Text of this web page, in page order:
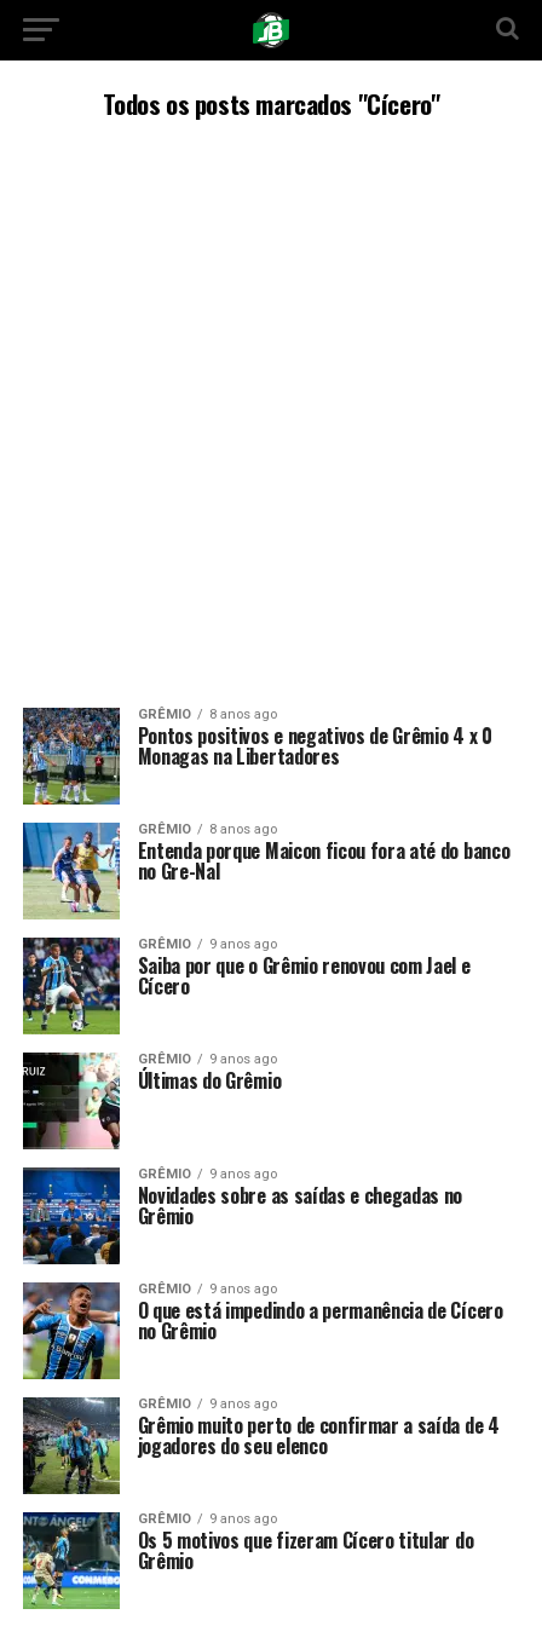
Todos os posts marcados "Cícero"
GRÊMIO 8 anos ago
Pontos positivos e negativos de Grêmio 4 x 0
Monagas na Libertadores
GRÊMIO 8 anos ago
Entenda porque Maicon ficou fora até do banco
no Gre-Nal
GRÊMIO 9 anos ago
Saiba por que o Grêmio renovou com Jael e
Cícero
GRÊMIO 9 anos ago
Últimas do Grêmio
GRÊMIO 9 anos ago
Novidades sobre as saídas e chegadas no
Grêmio
GRÊMIO 9 anos ago
O que está impedindo a permanência de Cícero
no Grêmio
GRÊMIO 9 anos ago
Grêmio muito perto de confirmar a saída de 4
jogadores do seu elenco
GRÊMIO 9 anos ago
Os 5 motivos que fizeram Cícero titular do
Grêmio